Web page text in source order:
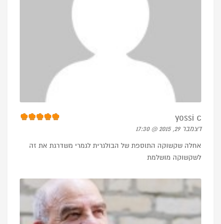
yossi c
דצמבר 29, 2015 @ 17:30
אחלה שקשוקה התוספת של הבולגרית לגמרי משדרגת את זה
לשקשוקה מושלמת